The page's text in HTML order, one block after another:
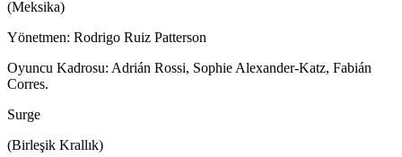
(Meksika)
Yönetmen: Rodrigo Ruiz Patterson
Oyuncu Kadrosu: Adrián Rossi, Sophie Alexander-Katz, Fabián
Corres.
Surge
(Birleşik Krallık)